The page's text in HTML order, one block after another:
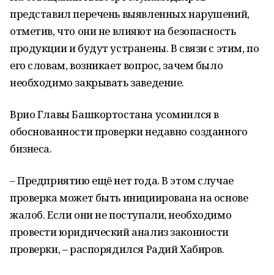
представил перечень выявленных нарушений,
отметив, что они не влияют на безопасность
продукции и будут устранены. В связи с этим, по
его словам, возникает вопрос, зачем было
необходимо закрывать заведение.
Врио Главы Башкортостана усомнился в
обоснованности проверки недавно созданного
бизнеса.
– Предприятию ещё нет года. В этом случае
проверка может быть инициирована на основе
жалоб. Если они не поступали, необходимо
провести юридический анализ законности
проверки, – распорядился Радий Хабиров.